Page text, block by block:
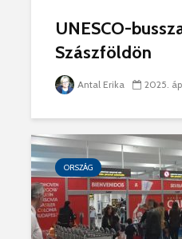
UNESCO-
Szászföldön
Antal Erika 2025.
ORSZÁG